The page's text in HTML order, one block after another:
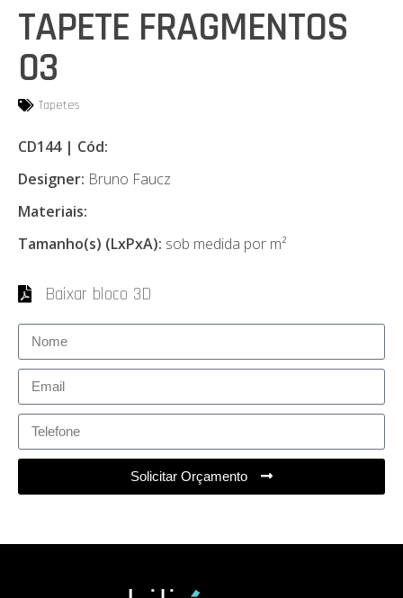
TAPETE FRAGMENTOS
03
Tapetes
CD144 | Cód:
Designer: Bruno Faucz
Materiais:
Tamanho(s) (LxPxA): sob medida por m²
Baixar bloco 3D
Solicitar Orçamento